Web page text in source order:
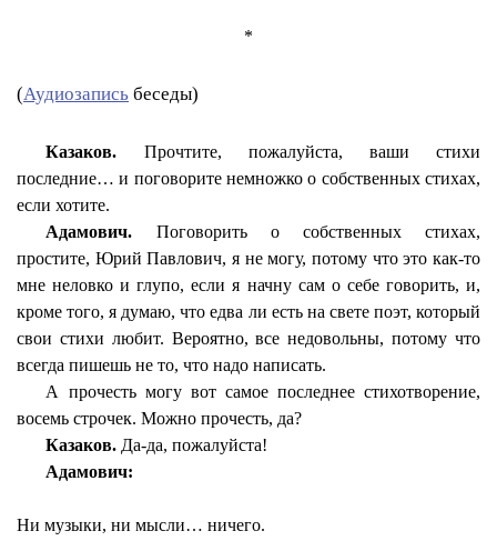
*
(Аудиозапись беседы)
Казаков. Прочтите, пожалуйста, ваши стихи
последние… и поговорите немножко о собственных стихах,
если хотите.
Адамович. Поговорить о собственных стихах,
простите, Юрий Павлович, я не могу, потому что это как-то
мне неловко и глупо, если я начну сам о себе говорить, и,
кроме того, я думаю, что едва ли есть на свете поэт, который
свои стихи любит. Вероятно, все недовольны, потому что
всегда пишешь не то, что надо написать.
А прочесть могу вот самое последнее стихотворение,
восемь строчек. Можно прочесть, да?
Казаков. Да-да, пожалуйста!
Адамович:
Ни музыки, ни мысли… ничего.